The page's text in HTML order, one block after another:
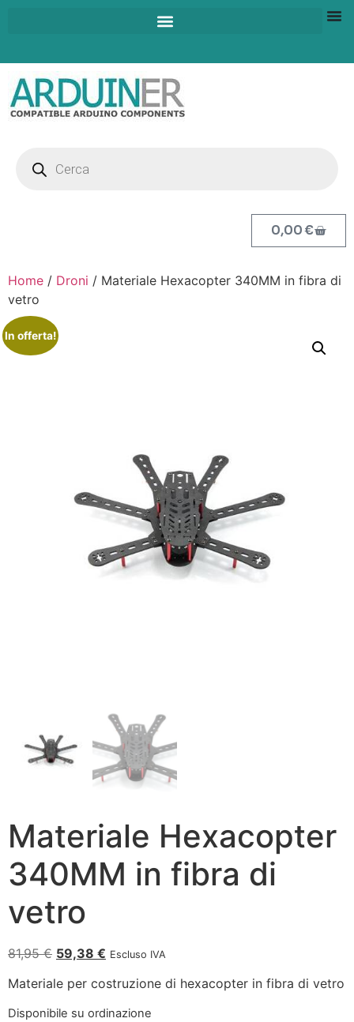
0,00€
Home / Droni / Materiale Hexacopter 340MM in fibra di
vetro
In offerta!
Materiale Hexacopter
340MM in fibra di
vetro
81,95€ 59,38 € Escluso IVA
Materiale per costruzione di hexacopter in fibra di vetro
Disponibile su ordinazione